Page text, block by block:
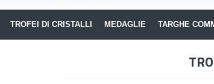
TROFEI DI CRISTALLI MEDAGLIE TARGHE